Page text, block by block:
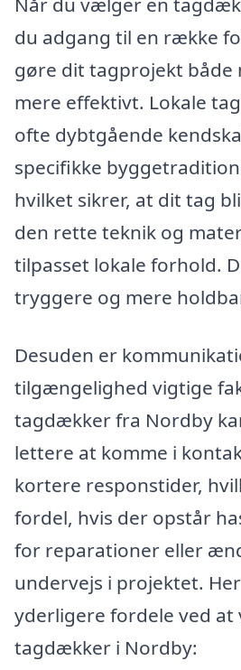
du adgang til en række
gøre dit tagprojekt både
mere effektivt. Lokale
ofte dybtgående
specifikke
hvilket sikrer, at dit tag
den rette teknik og
tilpasset lokale forhold.
tryggere og mere
Desuden er
tilgængelighed vigtige
tagdækker fra Nordby
lettere at komme i
kortere responstider,
fordel, hvis der opstår
for reparationer eller
undervejs i projektet.
yderligere fordele ved at
tagdækker i Nordby: